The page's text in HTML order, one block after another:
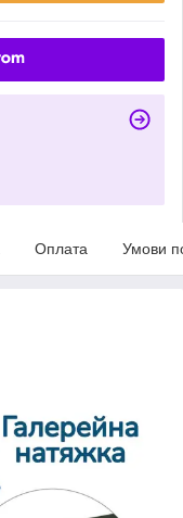
Оплата Умови